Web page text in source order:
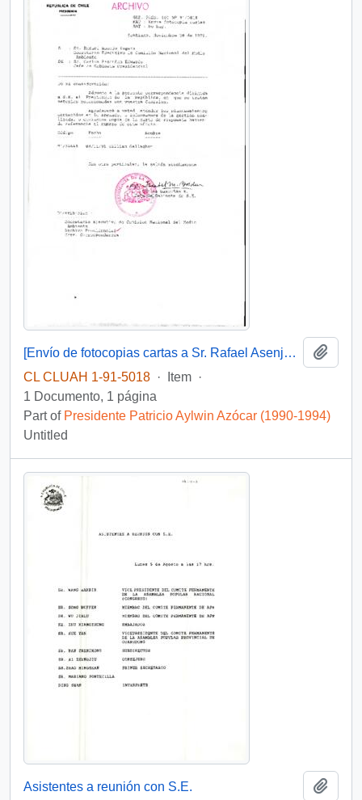
[Envío de fotocopias cartas a Sr. Rafael Asenjo Zegers Secretario Ejecutivo de comisión Nacional del Medio Ambiente]
CL CLUAH 1-91-5018 · Item ·
1 Documento, 1 página
Part of Presidente Patricio Aylwin Azócar (1990-1994)
Untitled
Asistentes a reunión con S.E.